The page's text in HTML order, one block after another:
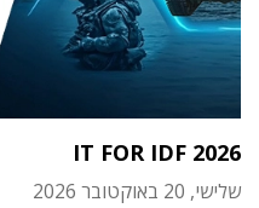
IT FOR IDF 2026
שלישי, 20 באוקטובר 2026